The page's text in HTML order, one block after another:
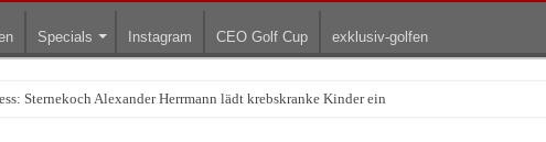
Specials Instagram CEO Golf Cup exklusiv-golfen
Sternekoch Alexander Herrmann lädt krebskranke Kinder ein
zum Treffpunkt der Lingerie-Branche wurde